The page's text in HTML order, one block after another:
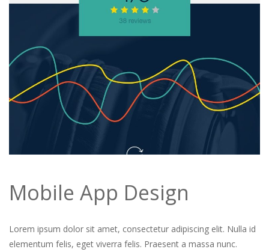
Mobile App Design
Lorem ipsum dolor sit amet, consectetur adipiscing elit. Nulla id
elementum felis, eget viverra felis. Praesent a massa nunc.